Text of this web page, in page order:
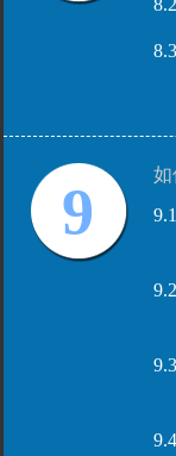
8.2
8.3
9
如
9.1
9.2
9.3
9.4